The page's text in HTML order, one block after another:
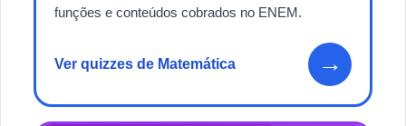
funções e conteúdos cobrados no ENEM.
Ver quizzes de Matemática →